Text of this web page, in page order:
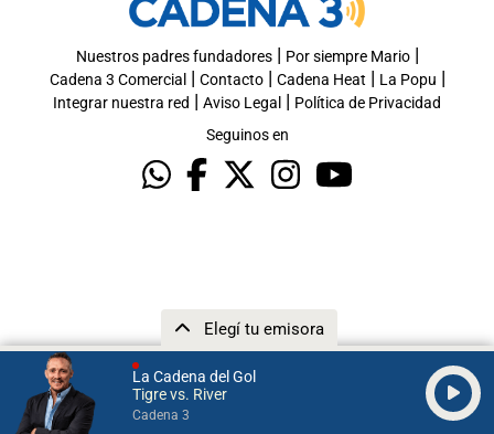
La Cadena del Gol
Tigre vs. River
Cadena 3
Elegí tu emisora
Nuestros padres fundadores| Por siempre Mario|
Cadena 3 Comercial | Contacto| Cadena Heat | La Popu |
Integrar nuestra red | Aviso Legal | Política de Privacidad
Seguinos en